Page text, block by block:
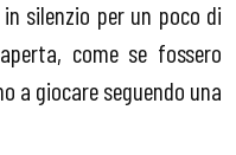
silenzio per un poco di
come se fossero
a giocare seguendo una